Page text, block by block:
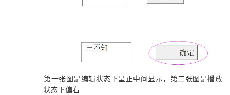
12.2 《神枪手》教学游戏制作 168
12.3 《连连看》教学游戏制作 181
12.4 《挖地道》教学游戏制作188
第13章 其他应用 201
13.1 带滚动条的文本 202
第一张图是编辑状态下呈正中间显示，第二张图是播放
状态下偏右